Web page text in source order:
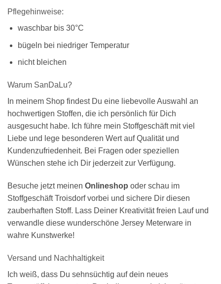
Pflegehinweise:
waschbar bis 30°C
bügeln bei niedriger Temperatur
nicht bleichen
Warum SanDaLu?
In meinem Shop findest Du eine liebevolle Auswahl an
hochwertigen Stoffen, die ich persönlich für Dich
ausgesucht habe. Ich führe mein Stoffgeschäft mit viel
Liebe und lege besonderen Wert auf Qualität und
Kundenzufriedenheit. Bei Fragen oder speziellen
Wünschen stehe ich Dir jederzeit zur Verfügung.
Besuche jetzt meinen Onlineshop oder schau im
Stoffgeschäft Troisdorf vorbei und sichere Dir diesen
zauberhaften Stoff. Lass Deiner Kreativität freien Lauf und
verwandle diese wunderschöne Jersey Meterware in
wahre Kunstwerke!
Versand und Nachhaltigkeit
Ich weiß, dass Du sehnsüchtig auf dein neues